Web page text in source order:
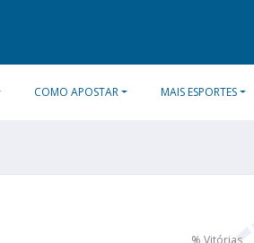
COMO APOSTAR MAIS ESPORTES